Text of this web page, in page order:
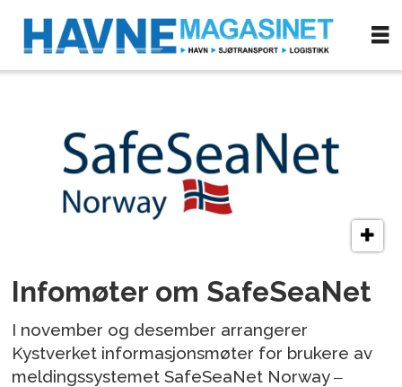
meldingsportal
Infomøter om SafeSeaNet
I november og desember arrangerer
Kystverket informasjonsmøter for brukere av
meldingssystemet SafeSeaNet Norway ‒